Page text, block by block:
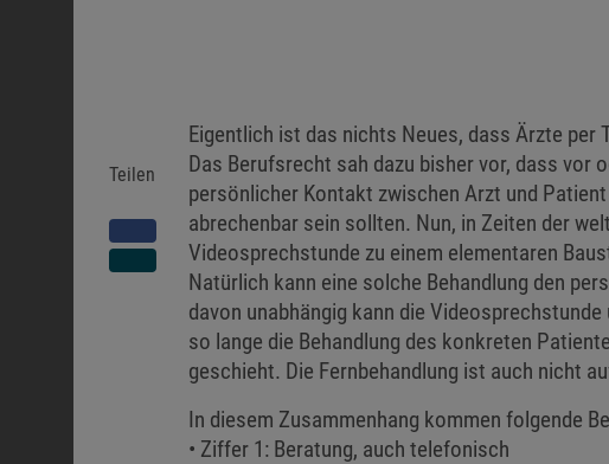
Teilen
Eigentlich ist das nichts Neues, dass Ärzte
Das Berufsrecht sah dazu bisher vor, dass vor
persönlicher Kontakt zwischen Arzt und
abrechenbar sein sollten. Nun, in Zeiten der
Videosprechstunde zu einem elementaren
Natürlich kann eine solche Behandlung den
davon unabhängig kann die
so lange die Behandlung des konkreten
geschieht. Die Fernbehandlung ist auch nicht
In diesem Zusammenhang kommen folgende
• Ziffer 1: Beratung, auch telefonisch